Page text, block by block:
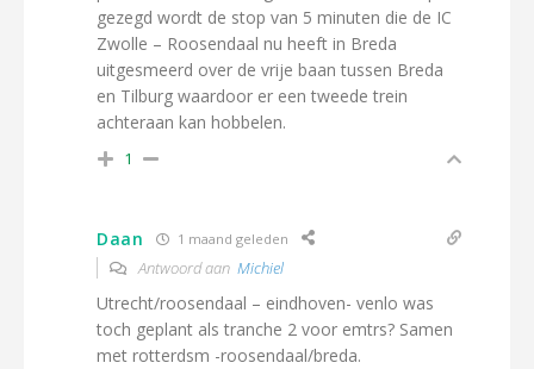
gezegd wordt de stop van 5 minuten die de IC
Zwolle – Roosendaal nu heeft in Breda
uitgesmeerd over de vrije baan tussen Breda
en Tilburg waardoor er een tweede trein
achteraan kan hobbelen.
1
Daan 1 maand geleden
Antwoord aan Michiel
Utrecht/roosendaal – eindhoven- venlo was
toch geplant als tranche 2 voor emtrs? Samen
met rotterdsm -roosendaal/breda.